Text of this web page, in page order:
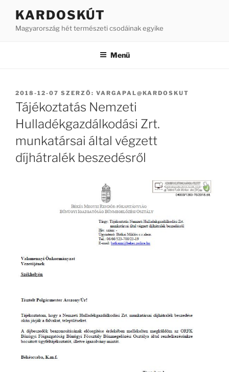
KARDOSKÚT
Magyarország hét természeti csodáinak egyike
Menü
BEKÜLDVE:
2018-12-07 SZERZŐ: VARGAPAL@KARDOSKUT
Tájékoztatás Nemzeti
Hulladékgazdálkodási Zrt.
munkatársai által végzett
díjhátralék beszedésről